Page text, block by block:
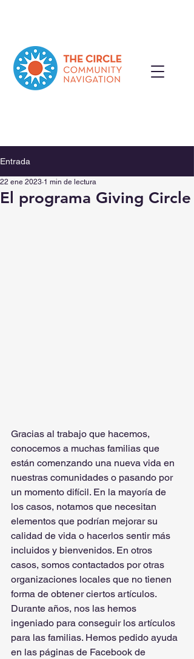
Entrada
El programa Giving Circle
22 ene 2023 1 min de lectura
Gracias al trabajo que hacemos,
conocemos a muchas familias que
están comenzando una nueva vida en
nuestras comunidades o pasando por
un momento difícil. En la mayoría de
los casos, notamos que necesitan
elementos que podrían mejorar su
calidad de vida o hacerlos sentir más
incluidos y bienvenidos. En otros
casos, somos contactados por otras
organizaciones locales que no tienen
forma de obtener ciertos artículos.
Durante años, nos las hemos
ingeniado para conseguir los artículos
para las familias. Hemos pedido ayuda
en las páginas de Facebook de